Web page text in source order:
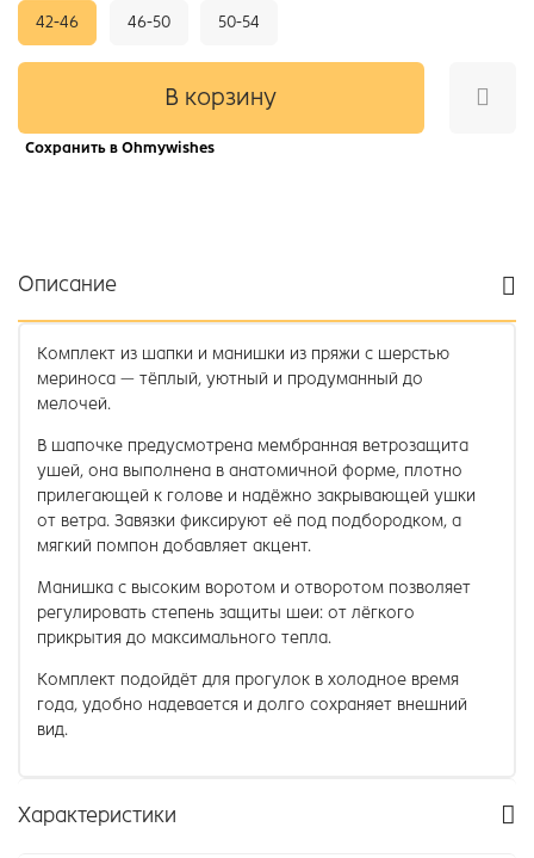
В корзину
Сохранить в Ohmywishes
42-46 46-50 50-54
Описание
Комплект из шапки и манишки из пряжи с шерстью
мериноса — тёплый, уютный и продуманный до
мелочей.
В шапочке предусмотрена мембранная ветрозащита
ушей, она выполнена в анатомичной форме, плотно
прилегающей к голове и надёжно закрывающей ушки
от ветра. Завязки фиксируют её под подбородком, а
мягкий помпон добавляет акцент.
Манишка с высоким воротом и отворотом позволяет
регулировать степень защиты шеи: от лёгкого
прикрытия до максимального тепла.
Комплект подойдёт для прогулок в холодное время
года, удобно надевается и долго сохраняет внешний
вид.
Характеристики